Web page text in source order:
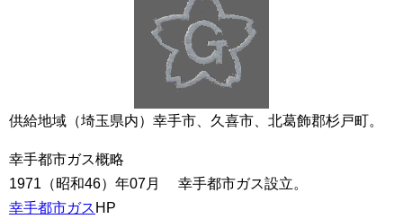
供給地域（埼玉県内）幸手市、久喜市、北葛飾郡杉戸町。
幸手都市ガス概略
1971（昭和46）年07月 幸手都市ガス設立。
幸手都市ガス HP